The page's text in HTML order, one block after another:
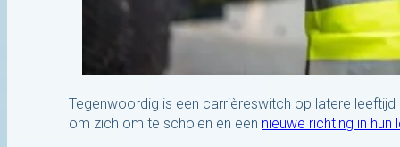
Tegenwoordig is een carrièreswitch op latere
om zich om te scholen en een nieuwe richting in hun